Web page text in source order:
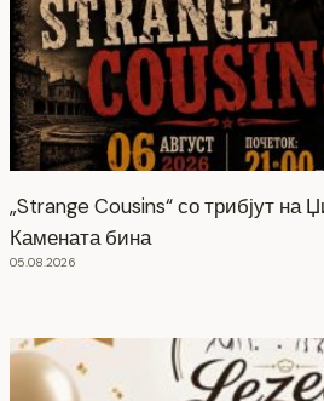
„Strange Cousins“ со трибјут на
Камената бина
05.08.2026